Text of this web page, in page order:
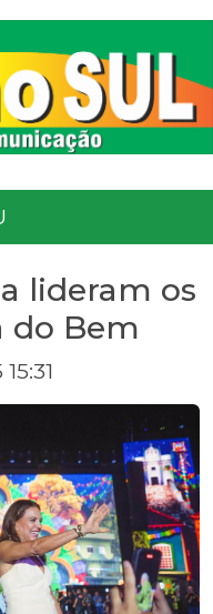
lideram os
do Bem